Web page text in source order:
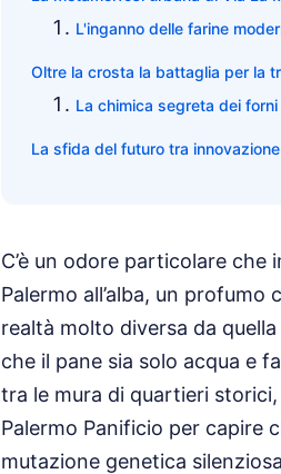
L'inganno delle farine
Oltre la crosta la battaglia per la
La chimica segreta dei
La sfida del futuro tra
C’è un odore particolare
Palermo all’alba, un
realtà molto diversa da
che il pane sia solo acqua e
tra le mura di quartieri
Palermo Panificio per capire
mutazione genetica